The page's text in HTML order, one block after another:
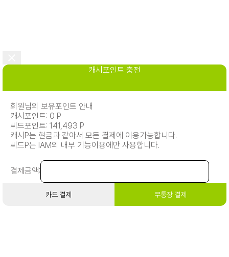
캐시포인트 충전
회원님의 보유포인트 안내
캐시포인트: 0 P
씨드포인트: 141,493 P
캐시P는 현금과 같아서 모든 결제에 이용가능합니다.
씨드P는 IAM의 내부 기능이용에만 사용합니다.
결제금액:
카드 결제 무통장 결제